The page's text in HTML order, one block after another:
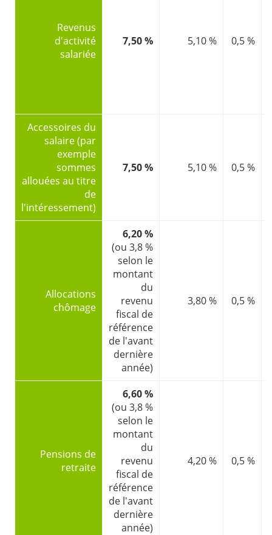
Revenus
d'activité
salariée
7,50 % 5,10 % 0,5 %
Accessoires du
salaire (par
exemple
sommes
allouées au titre
de
l'intéressement)
7,50 % 5,10 % 0,5 %
Allocations
chômage
6,20 %
(ou 3,8 %
selon le
montant
du
revenu
fiscal de
référence
de l'avant
dernière
année)
3,80 % 0,5 %
Pensions de
retraite
6,60 %
(ou 3,8 %
selon le
montant
du
revenu
fiscal de
référence
de l'avant
dernière
année)
4,20 % 0,5 %